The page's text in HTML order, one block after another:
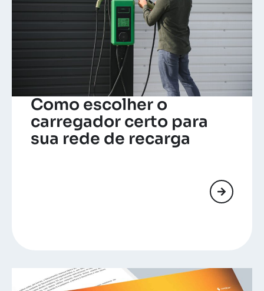
Como escolher o
carregador certo para
sua rede de recarga